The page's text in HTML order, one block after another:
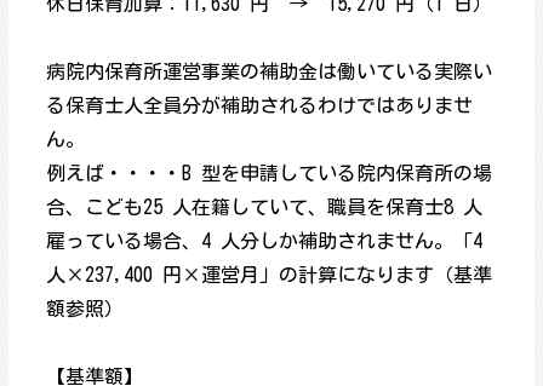
病院内保育所運営事業の補助金は働いている実際い
る保育士人全員分が補助されるわけではありませ
ん。
例えば・・・・B 型を申請している院内保育所の場
合、こども25 人在籍していて、職員を保育士8 人
雇っている場合、4 人分しか補助されません。「4
人×237,400 円×運営月」の計算になります（基準
額参照）
【基準額】